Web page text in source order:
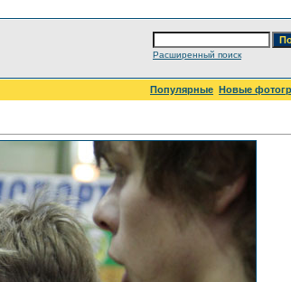
Расширенный поиск
Популярные Новые